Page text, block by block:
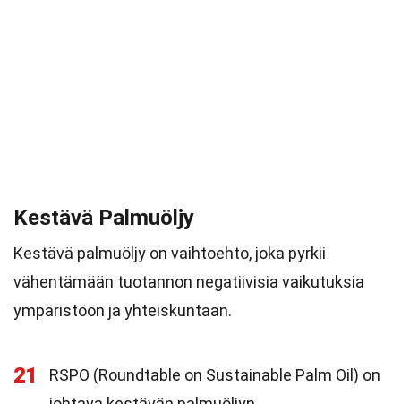
Kestävä Palmuöljy
Kestävä palmuöljy on vaihtoehto, joka pyrkii
vähentämään tuotannon negatiivisia vaikutuksia
ympäristöön ja yhteiskuntaan.
21
RSPO (Roundtable on Sustainable Palm Oil) on